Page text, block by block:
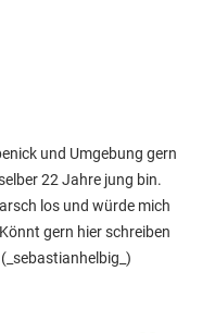
und Umgebung gern
22 Jahre jung bin.
los und würde mich
gern hier schreiben